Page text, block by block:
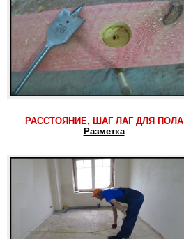
РАССТОЯНИЕ, ШАГ ЛАГ ДЛЯ ПОЛА
Разметка